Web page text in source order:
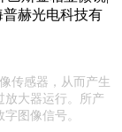
传感器，从而产生
放大器运行。所产
图像信号。